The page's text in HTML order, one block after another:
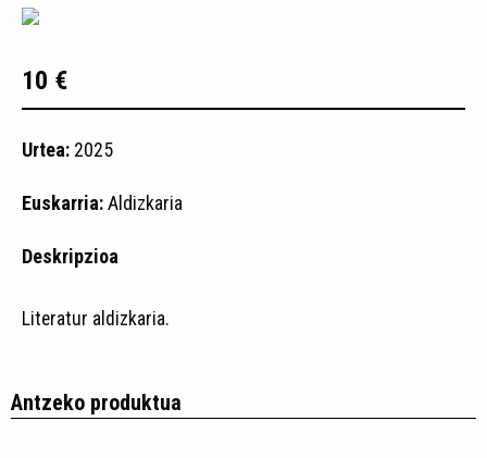
10 €
Urtea: 2025
Euskarria:Aldizkaria
Deskripzioa
Literatur aldizkaria.
Antzeko produktua